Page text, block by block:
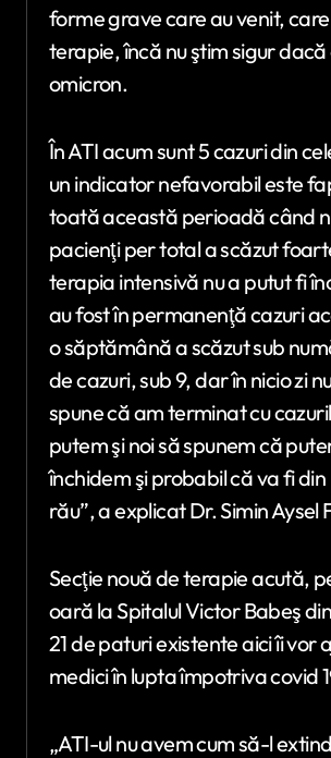
forme grave care au venit, care
terapie, încă nu ştim sigur dacă
omicron.
În ATI acum sunt 5 cazuri din
un indicator nefavorabil este
toată această perioadă când
pacienţi per total a scăzut
terapia intensivă nu a putut fi
au fost în permanenţă cazuri
o săptămână a scăzut sub
de cazuri, sub 9, dar în nicio zi
spune că am terminat cu
putem şi noi să spunem că
închidem şi probabil că va fi
rău”, a explicat Dr. Simin Aysel
Secţie nouă de terapie acută,
oară la Spitalul Victor Babeş
21 de paturi existente aici îi vor
medici în lupta împotriva covid
„ATI-ul nu avem cum să-l